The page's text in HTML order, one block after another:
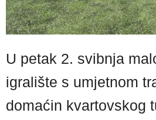
U petak 2. svibnja
igralište s umjetnom
domaćin kvartovskog